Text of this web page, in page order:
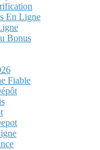
En Ligne
Bonus
Fiable